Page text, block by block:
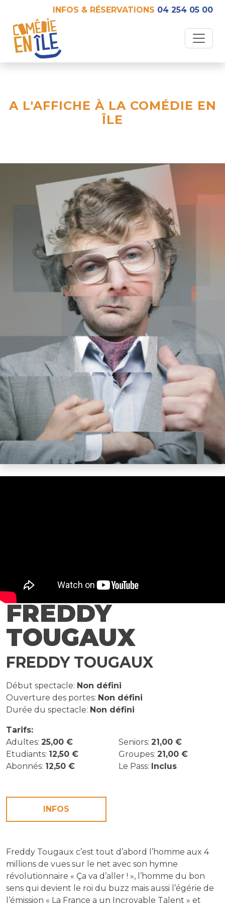
INFOS & RÉSERVATIONS 04 254 05 00
A L'AFFICHE À LA COMÉDIE EN
ÎLE
FREDDY
TOUGAUX
FREDDY TOUGAUX
Début spectacle: Non défini
Ouverture des portes: Non défini
Durée du spectacle: Non défini
Tarifs:
Adultes: 25,00 € Seniors: 21,00 €
Etudiants: 12,50 € Groupes: 21,00 €
Abonnés: 12,50 € Le Pass: Inclus
INFOS
Freddy Tougaux c’est tout d’abord l’homme aux 4
millions de vues sur le net avec son hymne
révolutionnaire « Ça va d’aller ! », l’homme du bon
sens qui devient le roi du buzz mais aussi l’égérie de
l’émission « La France a un Incroyable Talent » et